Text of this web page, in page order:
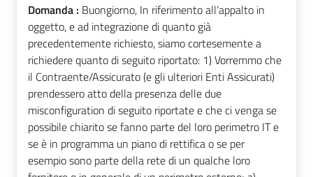
Domanda : Buongiorno, In riferimento all’appalto in
oggetto, e ad integrazione di quanto già
precedentemente richiesto, siamo cortesemente a
richiedere quanto di seguito riportato: 1) Vorremmo che
il Contraente/Assicurato (e gli ulteriori Enti Assicurati)
prendessero atto della presenza delle due
misconfiguration di seguito riportate e che ci venga se
possibile chiarito se fanno parte del loro perimetro IT e
se è in programma un piano di rettifica o se per
esempio sono parte della rete di un qualche loro